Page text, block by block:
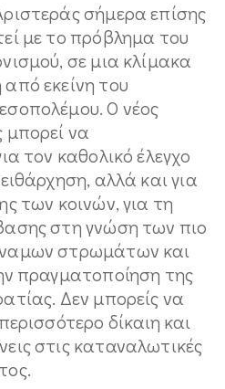
σήμερα επίσης
με το πρόβλημα του
σε μια κλίμακα
εκείνη του
Ο νέος
μπορεί να
τον καθολικό έλεγχο
αλλά και για
των κοινών, για τη
στη γνώση των πιο
στρωμάτων και
πραγματοποίηση της
Δεν μπορείς να
δίκαιη και
στις καταναλωτικές